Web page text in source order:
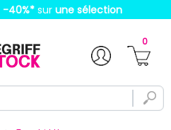
-40%* sur une sélection
0